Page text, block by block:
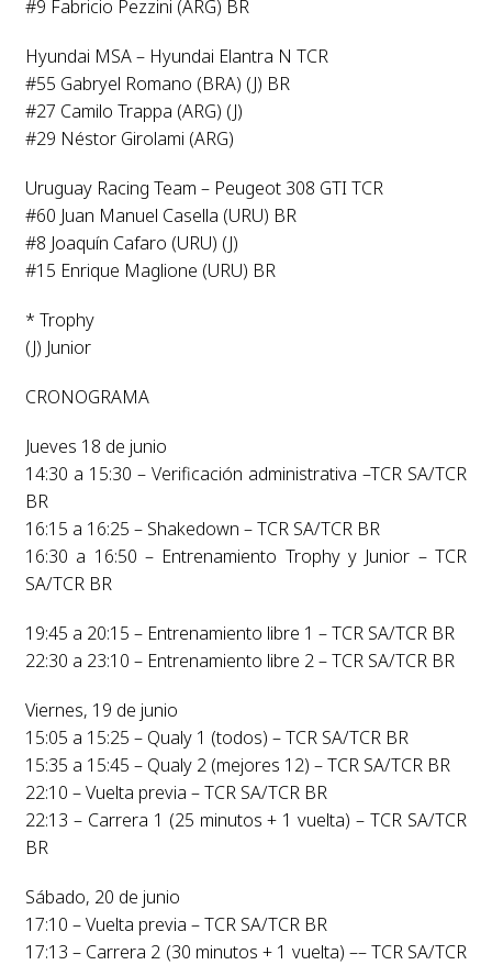
#9 Fabricio Pezzini (ARG) BR
Hyundai MSA – Hyundai Elantra N TCR
#55 Gabryel Romano (BRA) (J) BR
#27 Camilo Trappa (ARG) (J)
#29 Néstor Girolami (ARG)
Uruguay Racing Team – Peugeot 308 GTI TCR
#60 Juan Manuel Casella (URU) BR
#8 Joaquín Cafaro (URU) (J)
#15 Enrique Maglione (URU) BR
* Trophy
(J) Junior
CRONOGRAMA
Jueves 18 de junio
14:30 a 15:30 – Verificación administrativa –TCR SA/TCR
BR
16:15 a 16:25 – Shakedown – TCR SA/TCR BR
16:30 a 16:50 – Entrenamiento Trophy y Junior – TCR
SA/TCR BR
19:45 a 20:15 – Entrenamiento libre 1 – TCR SA/TCR BR
22:30 a 23:10 – Entrenamiento libre 2 – TCR SA/TCR BR
Viernes, 19 de junio
15:05 a 15:25 – Qualy 1 (todos) – TCR SA/TCR BR
15:35 a 15:45 – Qualy 2 (mejores 12) – TCR SA/TCR BR
22:10 – Vuelta previa – TCR SA/TCR BR
22:13 – Carrera 1 (25 minutos + 1 vuelta) – TCR SA/TCR
BR
Sábado, 20 de junio
17:10 – Vuelta previa – TCR SA/TCR BR
17:13 – Carrera 2 (30 minutos + 1 vuelta) –– TCR SA/TCR